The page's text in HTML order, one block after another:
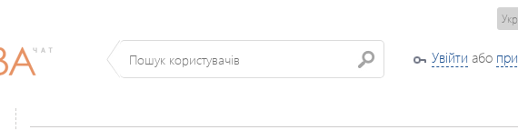
Увійти або